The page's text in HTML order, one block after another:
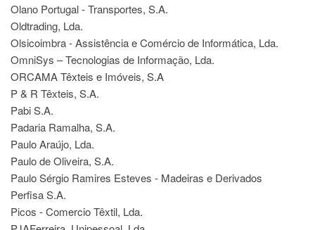
Olano Portugal - Transportes, S.A.
Oldtrading, Lda.
Olsicoimbra - Assistência e Comércio de Informática, Lda.
OmniSys – Tecnologias de Informação, Lda.
ORCAMA Têxteis e Imóveis, S.A
P & R Têxteis, S.A.
Pabi S.A.
Padaria Ramalha, S.A.
Paulo Araújo, Lda.
Paulo de Oliveira, S.A.
Paulo Sérgio Ramires Esteves - Madeiras e Derivados
Perfisa S.A.
Picos - Comercio Têxtil, Lda.